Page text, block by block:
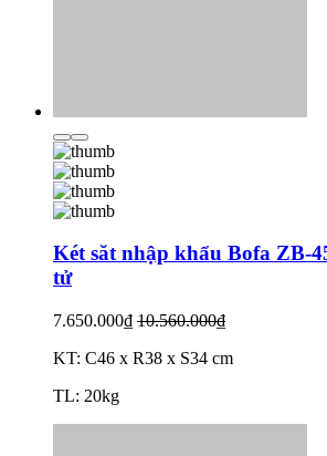
Két săt nhập khẩu Bofa ZB-
tử
7.650.000₫ 10.560.000₫
KT: C46 x R38 x S34 cm
TL: 20kg